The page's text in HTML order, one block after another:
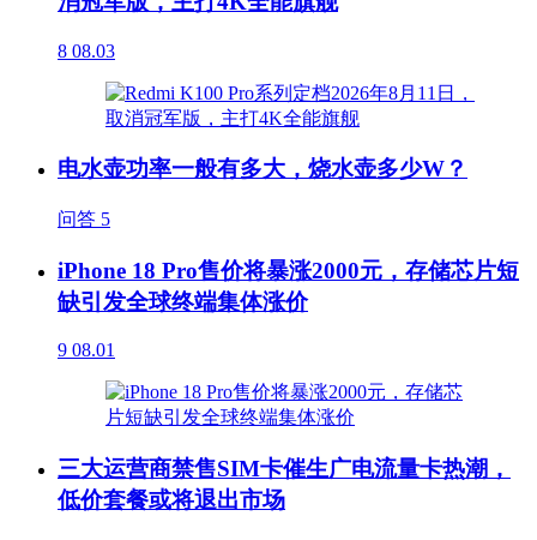
8 08.03
电水壶功率一般有多大，烧水壶多少W？
问答 5
iPhone 18 Pro售价将暴涨2000元，存储芯片短
缺引发全球终端集体涨价
9 08.01
三大运营商禁售SIM卡催生广电流量卡热潮，
低价套餐或将退出市场